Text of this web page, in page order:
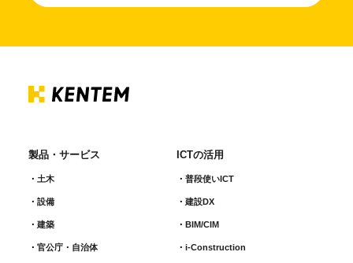
製品・サービス
土木
設備
建築
官公庁・自治体
ICTの活用
普段使いICT
建設DX
BIM/CIM
i-Construction